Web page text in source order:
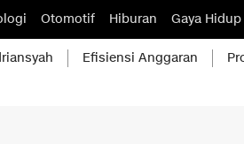
Otomotif Hiburan Gaya Hidup
Efisiensi Anggaran